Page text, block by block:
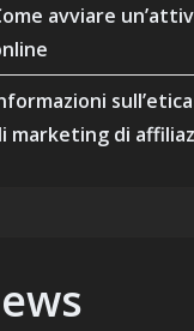
avviare
marketing di